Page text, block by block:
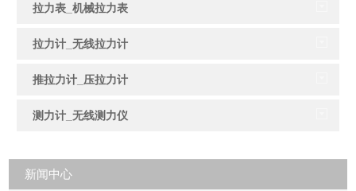
拉力表_机械拉力表
拉力计_无线拉力计
推拉力计_压拉力计
测力计_无线测力仪
新闻中心